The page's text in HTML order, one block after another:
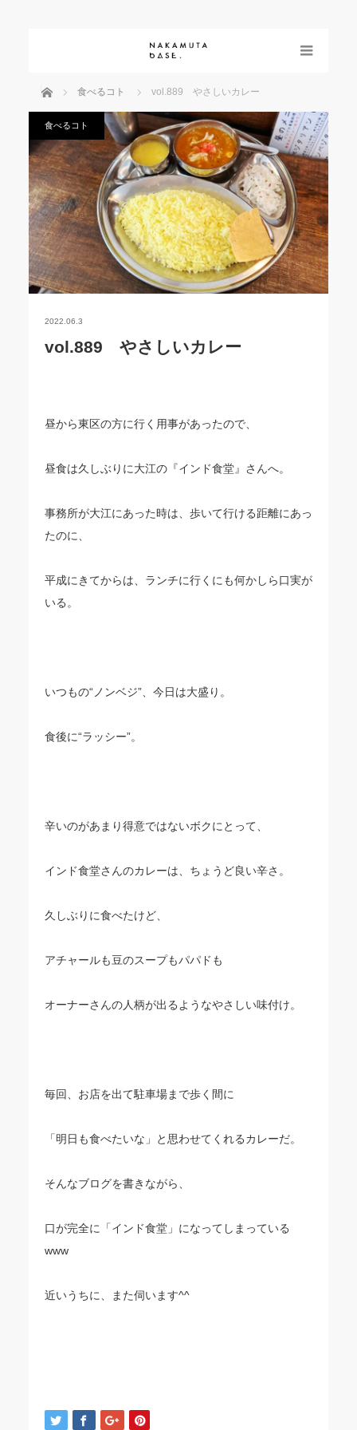
ホーム 食べるコト vol.889 やさしいカレー
食べるコト
2022.06.3
vol.889 やさしいカレー
昼から東区の方に行く用事があったので、
昼食は久しぶりに大江の『インド食堂』さんへ。
事務所が大江にあった時は、歩いて行ける距離にあっ
たのに、
平成にきてからは、ランチに行くにも何かしら口実が
いる。
いつもの“ノンベジ”、今日は大盛り。
食後に“ラッシー”。
辛いのがあまり得意ではないボクにとって、
インド食堂さんのカレーは、ちょうど良い辛さ。
久しぶりに食べたけど、
アチャールも豆のスープもパパドも
オーナーさんの人柄が出るようなやさしい味付け。
毎回、お店を出て駐車場まで歩く間に
「明日も食べたいな」と思わせてくれるカレーだ。
そんなブログを書きながら、
口が完全に「インド食堂」になってしまっている
www
近いうちに、また伺います^^